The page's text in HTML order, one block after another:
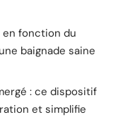
fonction du
baignade saine
: ce dispositif
et simplifie